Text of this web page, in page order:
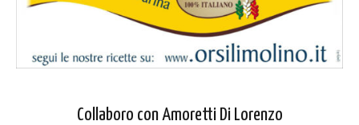
Collaboro con Amoretti Di Lorenzo